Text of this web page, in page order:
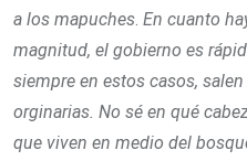
a los mapuches En cuanto
magnitud, el gobierno es
siempre en estos casos,
orginarias. No sé en qué
que viven en medio del